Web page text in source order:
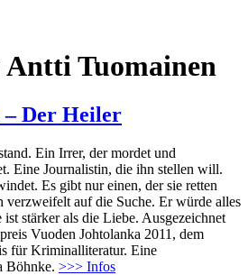
Antti Tuomainen
– Der Heiler
Ein Irrer, der mordet und
Eine Journalistin, die ihn stellen will.
Es gibt nur einen, der sie retten
verzweifelt auf die Suche. Er würde alles
stärker als die Liebe. Ausgezeichnet
Vuoden Johtolanka 2011, dem
für Kriminalliteratur. Eine
Böhnke. >>> Infos